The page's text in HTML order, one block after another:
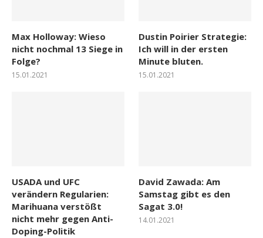
Max Holloway: Wieso
nicht nochmal 13 Siege in
Folge?
15.01.2021
Dustin Poirier Strategie:
Ich will in der ersten
Minute bluten.
15.01.2021
USADA und UFC
verändern Regularien:
Marihuana verstößt
nicht mehr gegen Anti-
Doping-Politik
David Zawada: Am
Samstag gibt es den
Sagat 3.0!
14.01.2021